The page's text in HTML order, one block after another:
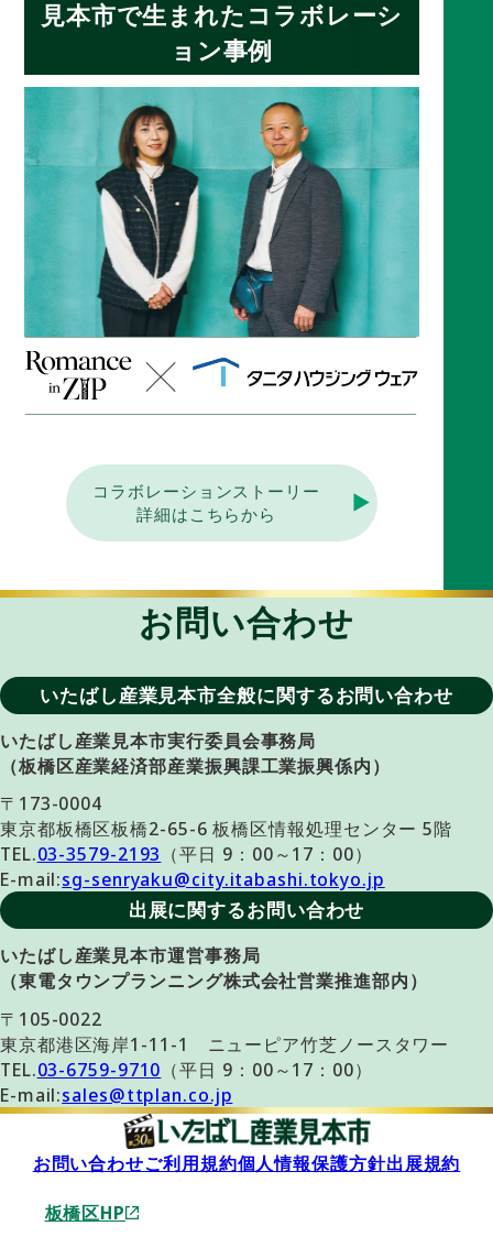
見本市で生まれたコラボレーシ
ョン事例
コラボレーションストーリー
詳細はこちらから
お問い合わせ
いたばし産業見本市全般に関するお問い合わせ
いたばし産業見本市実行委員会事務局
（板橋区産業経済部産業振興課工業振興係内）
〒173-0004
東京都板橋区板橋2-65-6 板橋区情報処理センター 5階
TEL.03-3579-2193 （平日 9：00～17：00）
E-mail:sg-senryaku@city.itabashi.tokyo.jp
出展に関するお問い合わせ
いたばし産業見本市運営事務局
（東電タウンプランニング株式会社営業推進部内）
〒105-0022
東京都港区海岸1-11-1 ニューピア竹芝ノースタワー
TEL.03-6759-9710 （平日 9：00～17：00）
E-mail:sales@ttplan.co.jp
お問い合わせご利用規約個人情報保護方針出展規約
板橋区HP